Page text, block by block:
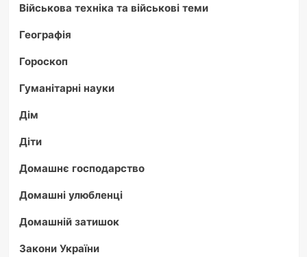
Військова техніка та військові теми
Географія
Гороскоп
Гуманітарні науки
Дім
Діти
Домашнє господарство
Домашні улюбленці
Домашній затишок
Закони України